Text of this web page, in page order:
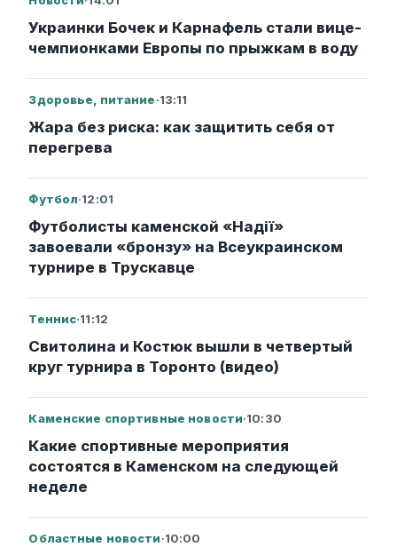
Украинки Бочек и Карнафель стали вице-
чемпионками Европы по прыжкам в воду
Здоровье, питание·13:11
Жара без риска: как защитить себя от
перегрева
Футбол·12:01
Футболисты каменской «Надії»
завоевали «бронзу» на Всеукраинском
турнире в Трускавце
Теннис·11:12
Свитолина и Костюк вышли в четвертый
круг турнира в Торонто (видео)
Каменские спортивные новости·10:30
Какие спортивные мероприятия
состоятся в Каменском на следующей
неделе
Областные новости·10:00